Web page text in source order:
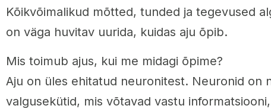
Kõikvõimalikud mõtted, tunded ja tegevused
on väga huvitav uurida, kuidas aju õpib.
Mis toimub ajus, kui me midagi õpime?
Aju on üles ehitatud neuronitest. Neuronid on
valgusekütid, mis võtavad vastu